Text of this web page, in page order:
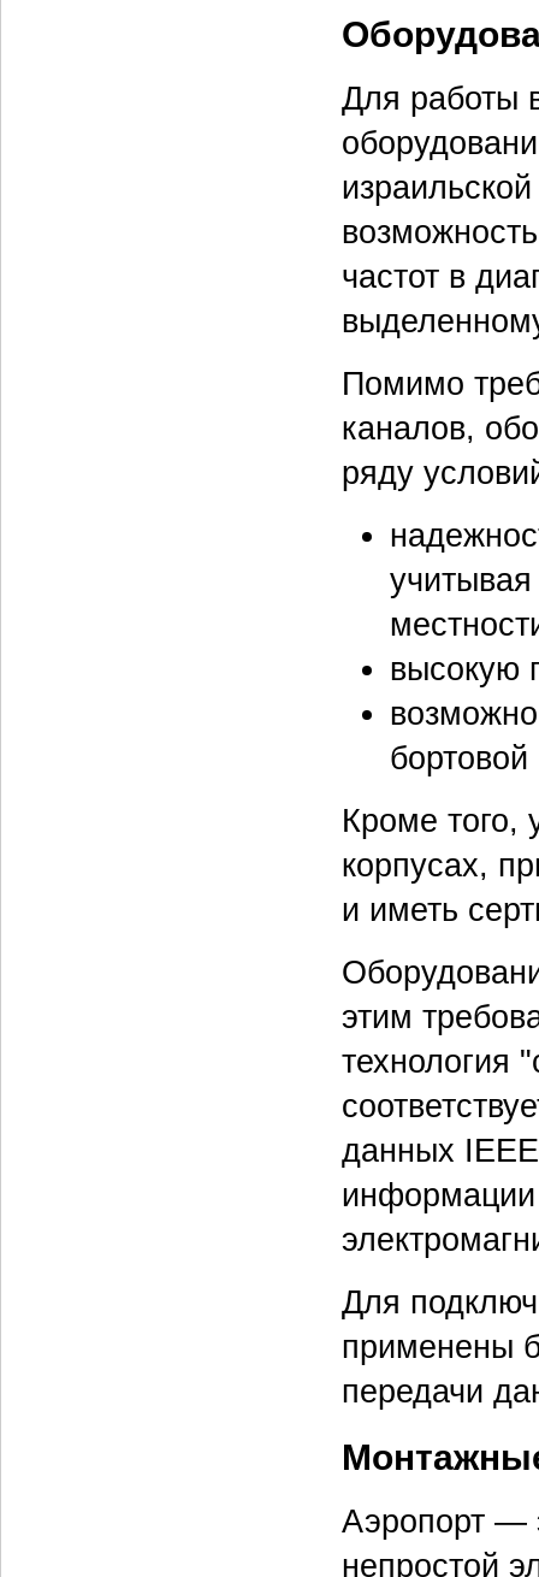
Для работы
частот в
Помимо
каналов,
ряду
высокую
Кроме того,
корпусах,
и иметь
этим
технология
данных
информации
Для
применены
передачи
Аэропорт —
непростой